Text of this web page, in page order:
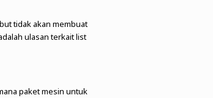
tidak akan membuat
ulasan terkait list
paket mesin untuk